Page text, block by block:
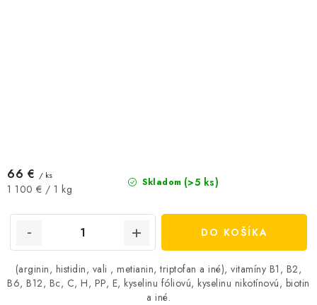
Skladom (>5 ks)
66 € / ks
Jednotková
1 100 € / 1 kg
DO KOŠÍKA
(arginin, histidin, vali , metianin, triptofan a iné), vitamíny B1, B2,
B6, B12, Bc, C, H, PP, E, kyselinu fóliovú, kyselinu nikotínovú, biotin
a iné.